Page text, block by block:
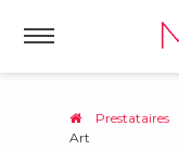
Prestataires
Art